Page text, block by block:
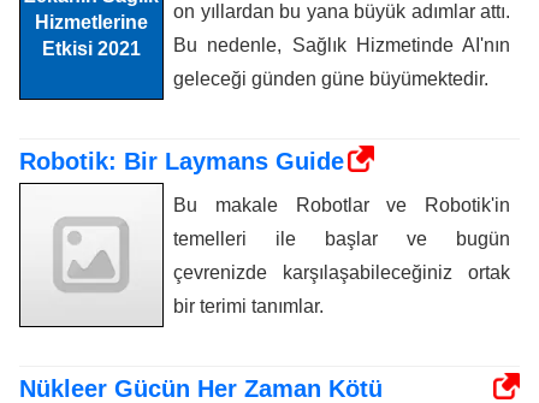
on yıllardan bu yana büyük adımlar attı.
Bu nedenle, Sağlık Hizmetinde AI'nın
geleceği günden güne büyümektedir.
Robotik: Bir Laymans Guide
Bu makale Robotlar ve Robotik'in
temelleri ile başlar ve bugün
çevrenizde karşılaşabileceğiniz ortak
bir terimi tanımlar.
Nükleer Gücün Her Zaman Kötü